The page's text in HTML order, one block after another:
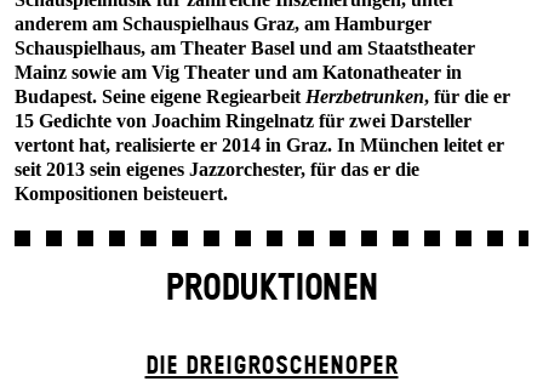
anderem am Schauspielhaus Graz, am Hamburger
Schauspielhaus, am Theater Basel und am Staatstheater
Mainz sowie am Vig Theater und am Katonatheater in
Budapest. Seine eigene Regiearbeit Herzbetrunken, für die er
15 Gedichte von Joachim Ringelnatz für zwei Darsteller
vertont hat, realisierte er 2014 in Graz. In München leitet er
seit 2013 sein eigenes Jazzorchester, für das er die
Kompositionen beisteuert.
PRODUKTIONEN
DIE DREI­GROSCHEN­OPER